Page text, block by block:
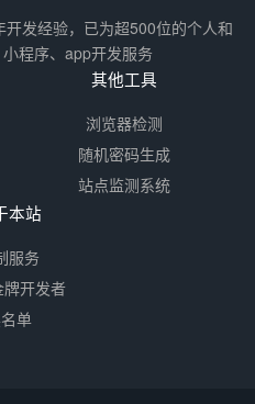
发经验，已为超500位的个人和
程序、app开发服务
其他工具
浏览器检测
随机密码生成
站点监测系统
本站
服务
开发者
单